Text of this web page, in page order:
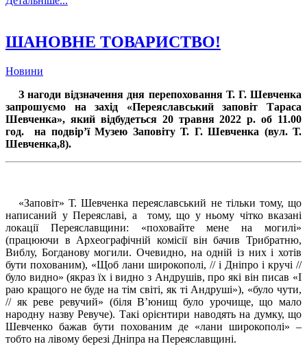
ШАНОВНЕ ТОВАРИСТВО!
Новини
З нагоди відзначення дня перепоховання Т. Г. Шевченка
запрошуємо на захід «Переяславський заповіт Тараса
Шевченка», який відбудеться 20 травня 2022 р. об 11.00
год. на подвір’ї Музею Заповіту Т. Г. Шевченка (вул. Т.
Шевченка,8).
«Заповіт» Т. Шевченка переяславський не тільки тому, що
написаний у Переяславі, а тому, що у ньому чітко вказані
локації Переяславщини: «поховайте мене на могилі»
(працюючи в Археографічній комісії він бачив Трибратню,
Виблу, Богданову могили. Очевидно, на одній із них і хотів
бути похованим), «Щоб лани широкополі, // і Дніпро і кручі //
було видно» (якраз їх і видно з Андрушів, про які він писав «І
раю кращого не буде на тім світі, як ті Андруші»), «було чути,
// як реве ревучий» (біля В’юнищ було урочище, що мало
народну назву Ревуче). Такі орієнтири наводять на думку, що
Шевченко бажав бути похованим де «лани широкополі» –
тобто на лівому березі Дніпра на Переяславщині.